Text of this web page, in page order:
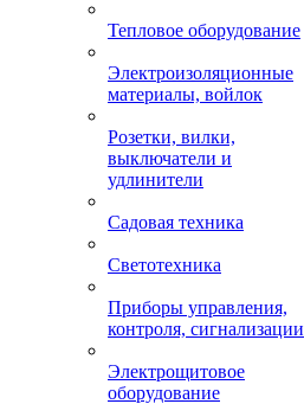
Тепловое оборудование
Электроизоляционные
материалы, войлок
Розетки, вилки,
выключатели и
удлинители
Садовая техника
Светотехника
Приборы управления,
контроля, сигнализации
Электрощитовое
оборудование